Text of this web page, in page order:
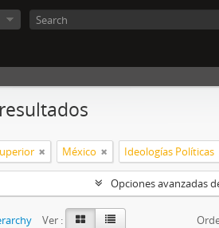
México Ideologías Políticas
Opciones avanzadas
Ver :